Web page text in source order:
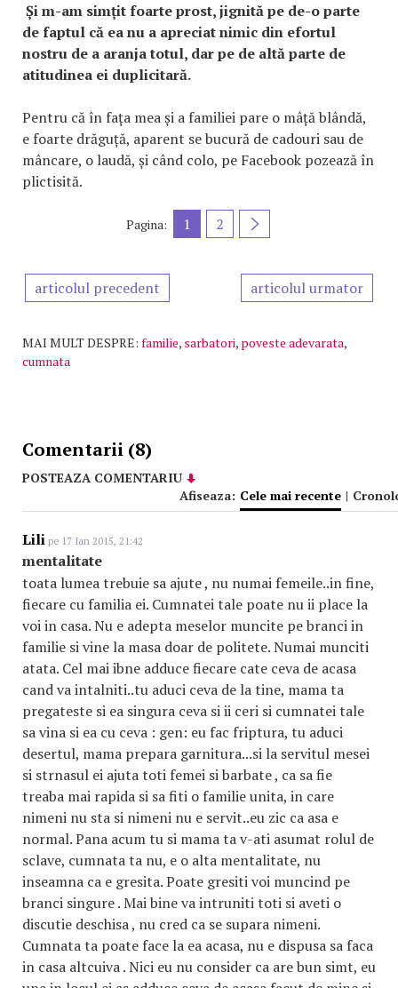
Și m-am simțit foarte prost, jignită pe de-o parte
de faptul că ea nu a apreciat nimic din efortul
nostru de a aranja totul, dar pe de altă parte de
atitudinea ei duplicitară.
Pentru că în fața mea și a familiei pare o mâță blândă,
e foarte drăguță, aparent se bucură de cadouri sau de
mâncare, o laudă, și când colo, pe Facebook pozează în
plictisită.
Pagina: 1 2
articolul precedent articolul urmator
MAI MULT DESPRE: familie, sarbatori, poveste adevarata,
cumnata
Comentarii (8)
POSTEAZA COMENTARIU
Afiseaza: Cele mai recente |
Lili pe 17 Ian 2015, 21:42
mentalitate
toata lumea trebuie sa ajute , nu numai femeile..in fine,
fiecare cu familia ei. Cumnatei tale poate nu ii place la
voi in casa. Nu e adepta meselor muncite pe branci in
familie si vine la masa doar de politete. Numai munciti
atata. Cel mai ibne adduce fiecare cate ceva de acasa
cand va intalniti..tu aduci ceva de la tine, mama ta
pregateste si ea singura ceva si ii ceri si cumnatei tale
sa vina si ea cu ceva : gen: eu fac friptura, tu aduci
desertul, mama prepara garnitura...si la servitul mesei
si strnasul ei ajuta toti femei si barbate , ca sa fie
treaba mai rapida si sa fiti o familie unita, in care
nimeni nu sta si nimeni nu e servit..eu zic ca asa e
normal. Pana acum tu si mama ta v-ati asumat rolul de
sclave, cumnata ta nu, e o alta mentalitate, nu
inseamna ca e gresita. Poate gresiti voi muncind pe
branci singure . Mai bine va intruniti toti si aveti o
discutie deschisa , nu cred ca se supara nimeni.
Cumnata ta poate face la ea acasa, nu e dispusa sa faca
in casa altcuiva . Nici eu nu consider ca are bun simt, eu